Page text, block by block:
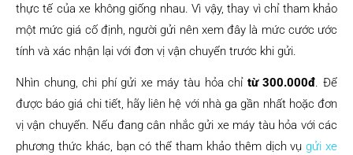
thực tế của xe không giống nhau. Vì vậy, thay vì chỉ tham khảo
một mức giá cố định, người gửi nên xem đây là mức cước ước
tính và xác nhận lại với đơn vị vận chuyển trước khi gửi.
Nhìn chung, chi phí gửi xe máy tàu hỏa chỉtừ 300.000đ. Để
được báo giá chi tiết, hãy liên hệ với nhà ga gần nhất hoặc đơn
vị vận chuyển. Nếu đang cân nhắc gửi xe máy tàu hỏa với các
phương thức khác, bạn có thể tham khảo thêm dịch vụgửi xe